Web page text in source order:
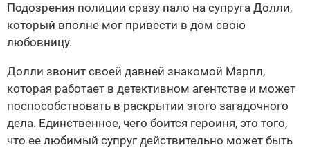
Подозрения полиции сразу пало на супруга Долли,
который вполне мог привести в дом свою
любовницу.
Долли звонит своей давней знакомой Марпл,
которая работает в детективном агентстве и может
поспособствовать в раскрытии этого загадочного
дела. Единственное, чего боится героиня, это того,
что ее любимый супруг действительно может быть